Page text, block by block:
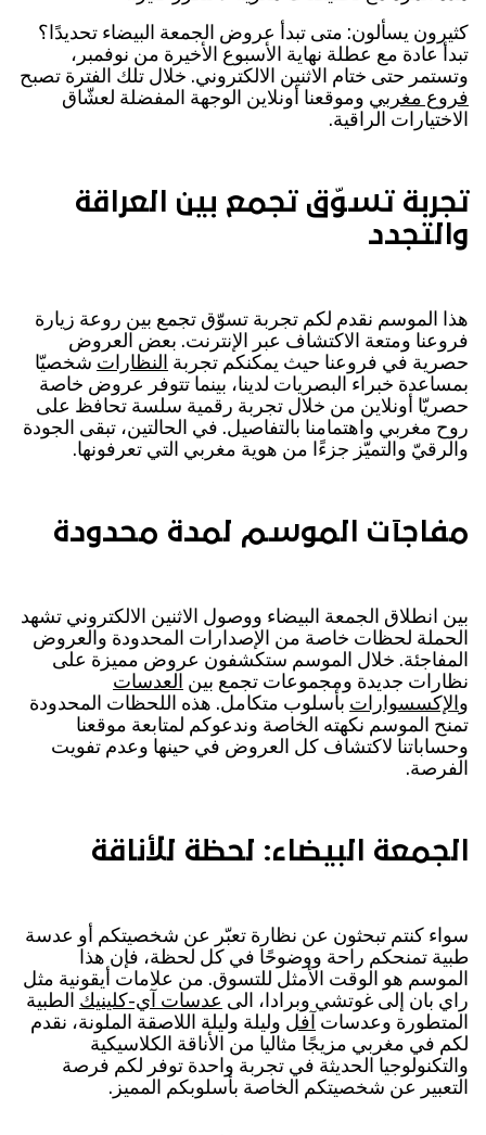
كثيرون يسألون: متى تبدأ عروض الجمعة البيضاء تحديدًا؟
تبدأ عادة مع عطلة نهاية الأسبوع الأخيرة من نوفمبر،
وتستمر حتى ختام الاثنين الالكتروني. خلال تلك الفترة تصبح
فروع مغربي وموقعنا أونلاين الوجهة المفضلة لعشّاق
الاختيارات الراقية.
تجربة تسوّق تجمع بين العراقة
والتجدد
هذا الموسم نقدم لكم تجربة تسوّق تجمع بين روعة زيارة
فروعنا ومتعة الاكتشاف عبر الإنترنت. بعض العروض
حصرية في فروعنا حيث يمكنكم تجربة النظارات شخصيّا
بمساعدة خبراء البصريات لدينا، بينما تتوفر عروض خاصة
حصريّا أونلاين من خلال تجربة رقمية سلسة تحافظ على
روح مغربي واهتمامنا بالتفاصيل. في الحالتين، تبقى الجودة
والرقيّ والتميّز جزءًا من هوية مغربي التي تعرفونها.
مفاجآت الموسم لمدة محدودة
بين انطلاق الجمعة البيضاء ووصول الاثنين الالكتروني تشهد
الحملة لحظات خاصة من الإصدارات المحدودة والعروض
المفاجئة. خلال الموسم ستكشفون عروض مميزة على
نظارات جديدة ومجموعات تجمع بين العدسات
والإكسسوارات بأسلوب متكامل. هذه اللحظات المحدودة
تمنح الموسم نكهته الخاصة وندعوكم لمتابعة موقعنا
وحساباتنا لاكتشاف كل العروض في حينها وعدم تفويت
الفرصة.
الجمعة البيضاء: لحظة للأناقة
سواء كنتم تبحثون عن نظارة تعبّر عن شخصيتكم أو عدسة
طبية تمنحكم راحة ووضوحًا في كل لحظة، فإن هذا
الموسم هو الوقت الأمثل للتسوق. من علامات أيقونية مثل
راي بان إلى غوتشي وبرادا، الى عدسات آي-كلينيك الطبية
المتطورة وعدسات آفل وليلة وليلة اللاصقة الملونة، نقدم
لكم في مغربي مزيجًا مثاليا من الأناقة الكلاسيكية
والتكنولوجيا الحديثة في تجربة واحدة توفر لكم فرصة
التعبير عن شخصيتكم الخاصة بأسلوبكم المميز.